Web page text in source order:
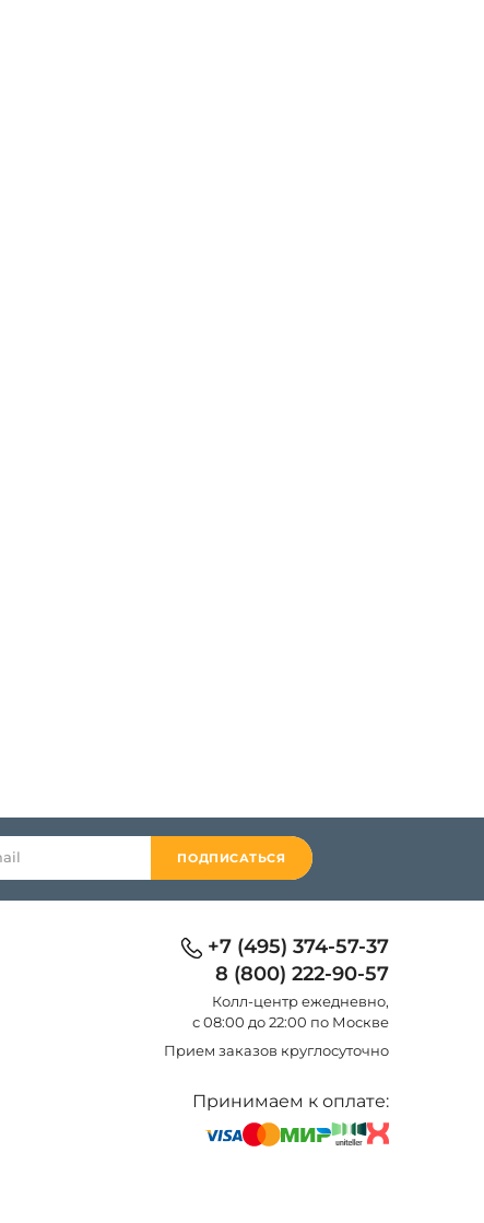
ПОДПИСАТЬСЯ
+7 (495) 374-57-37
8 (800) 222-90-57
Колл-центр eжедневно,
с 08:00 до 22:00 по Москве
Прием заказов круглосуточно
Принимаем к оплате: